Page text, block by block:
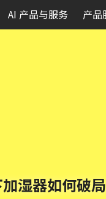
AI 产品与服务 产品
湿器如何破